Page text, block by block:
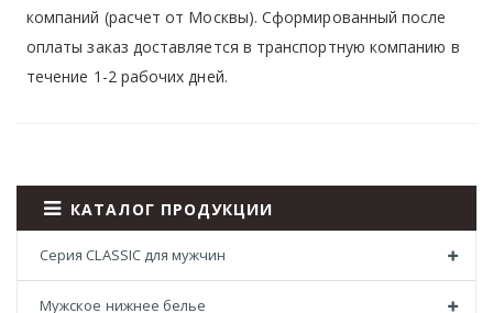
компаний (расчет от Москвы). Сформированный после
оплаты заказ доставляется в транспортную компанию в
течение 1-2 рабочих дней.
КАТАЛОГ ПРОДУКЦИИ
Серия CLASSIC для мужчин
Мужское нижнее белье